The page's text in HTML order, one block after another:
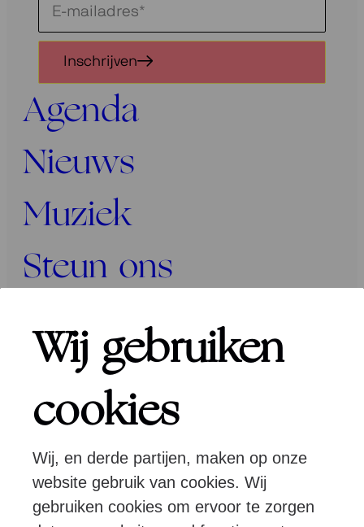
Wij gebruiken
cookies
Wij, en derde partijen, maken op onze
website gebruik van cookies. Wij
gebruiken cookies om ervoor te zorgen
Schrijf
je
voor
onze
nieuwsbrief
Inschrijven
Agenda
Nieuws
Muziek
Steun ons
Programma’s
Over ons
Programmeurs Contact